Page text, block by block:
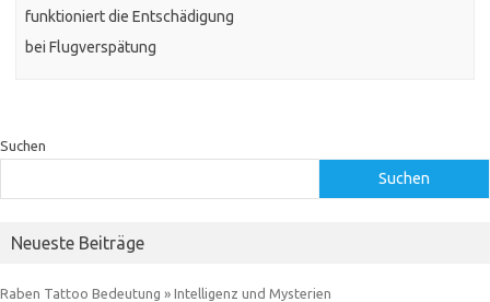
funktioniert die Entschädigung
bei Flugverspätung
Suchen
Suchen
Neueste Beiträge
Raben Tattoo Bedeutung » Intelligenz und Mysterien